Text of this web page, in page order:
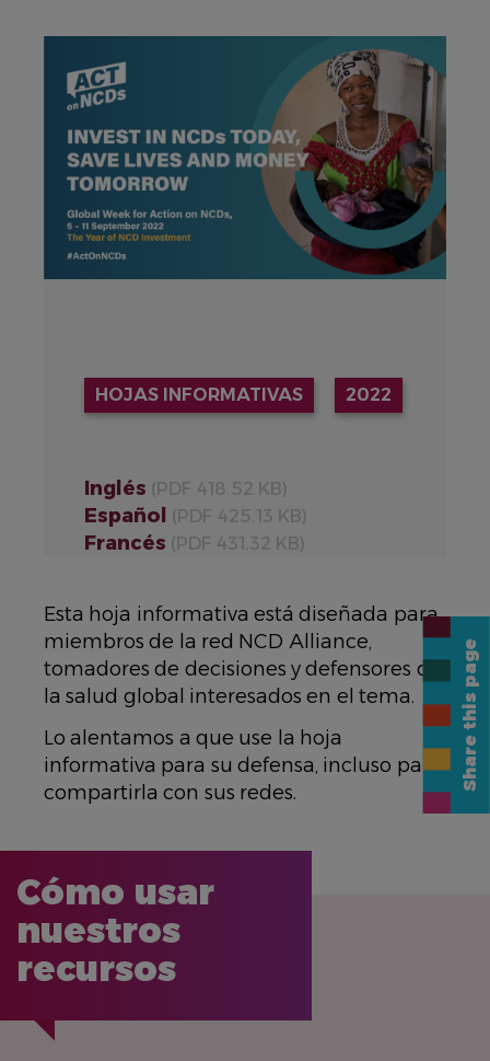
HOJAS INFORMATIVAS 2022
Inglés (PDF 418.52 KB)
Español (PDF 425.13 KB)
Francés (PDF 431.32 KB)
Esta hoja informativa está diseñada para
miembros de la red NCD Alliance,
tomadores de decisiones y defensores de
la salud global interesados ​​en el tema.
Lo alentamos a que use la hoja
informativa para su defensa, incluso para
compartirla con sus redes.
Cómo usar
nuestros
recursos
Share this page